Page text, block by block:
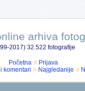
arhiva
2017) 32.522 fotografije
Početna
Prijava
komentari Najgledanije